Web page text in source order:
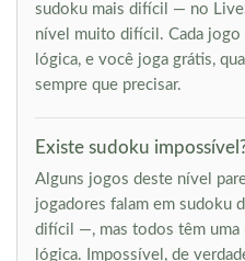
sudoku mais difícil — no
nível muito difícil. Cada jogo
lógica, e você joga grátis,
sempre que precisar.
Existe sudoku
Alguns jogos deste nível
jogadores falam em sudoku
difícil —, mas todos têm uma
lógica. Impossível, de